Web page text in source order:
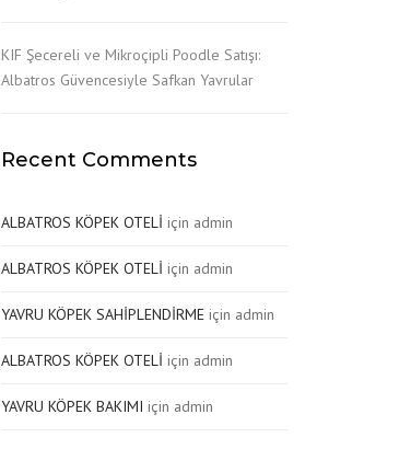
KIF Şecereli ve Mikroçipli Poodle Satışı:
Albatros Güvencesiyle Safkan Yavrular
Recent Comments
ALBATROS KÖPEK OTELİ için admin
ALBATROS KÖPEK OTELİ için admin
YAVRU KÖPEK SAHİPLENDİRMEiçin admin
ALBATROS KÖPEK OTELİ için admin
YAVRU KÖPEK BAKIMI için admin